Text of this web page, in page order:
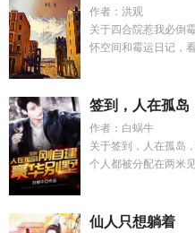
作者：洪观
关于四合院惹我必倒
怀空间和霉运日记，
签到，人在孤岛
作者：白蜗牛
关于签到，人在孤岛
个人都被分配在两米
仙人只想躺着